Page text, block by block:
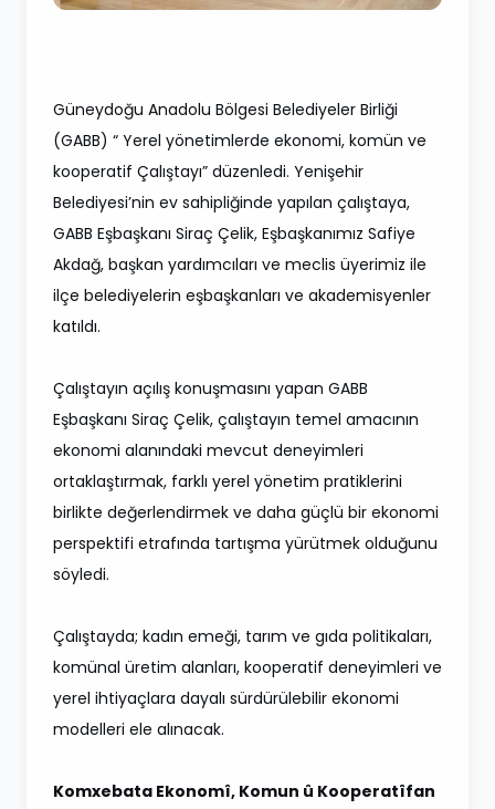
Güneydoğu Anadolu Bölgesi Belediyeler Birliği
(GABB) “ Yerel yönetimlerde ekonomi, komün ve
kooperatif Çalıştayı” düzenledi. Yenişehir
Belediyesi’nin ev sahipliğinde yapılan çalıştaya,
GABB Eşbaşkanı Siraç Çelik, Eşbaşkanımız Safiye
Akdağ, başkan yardımcıları ve meclis üyerimiz ile
ilçe belediyelerin eşbaşkanları ve akademisyenler
katıldı.
Çalıştayın açılış konuşmasını yapan GABB
Eşbaşkanı Siraç Çelik, çalıştayın temel amacının
ekonomi alanındaki mevcut deneyimleri
ortaklaştırmak, farklı yerel yönetim pratiklerini
birlikte değerlendirmek ve daha güçlü bir ekonomi
perspektifi etrafında tartışma yürütmek olduğunu
söyledi.
Çalıştayda; kadın emeği, tarım ve gıda politikaları,
komünal üretim alanları, kooperatif deneyimleri ve
yerel ihtiyaçlara dayalı sürdürülebilir ekonomi
modelleri ele alınacak.
Komxebata Ekonomî, Komun û Kooperatîfan